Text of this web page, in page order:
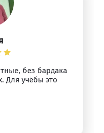
без бардака
Для учёбы это